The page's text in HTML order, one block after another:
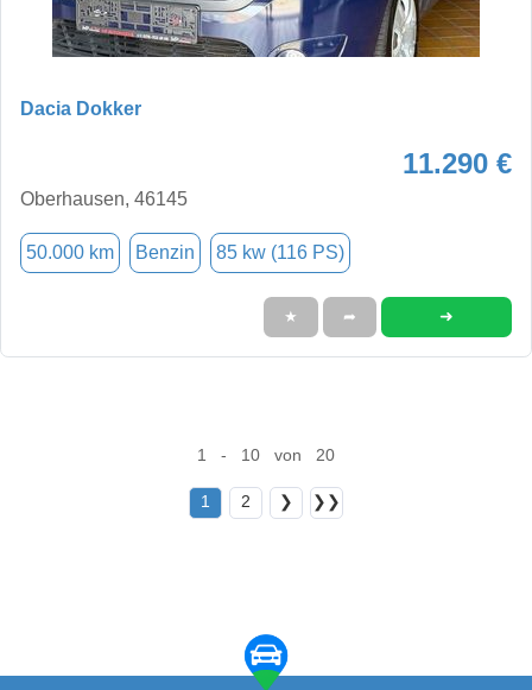
Dacia Dokker
11.290 €
Oberhausen, 46145
50.000 km Benzin 85 kw (116 PS)
★ ➦ ➜
1 - 10 von 20
1 2 ❯ ❯❯